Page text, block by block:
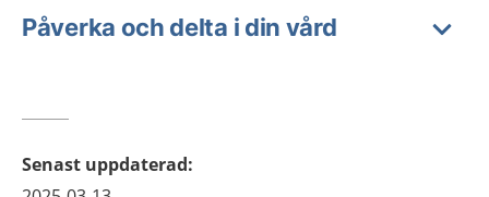
Påverka och delta i din vård
Senast uppdaterad: